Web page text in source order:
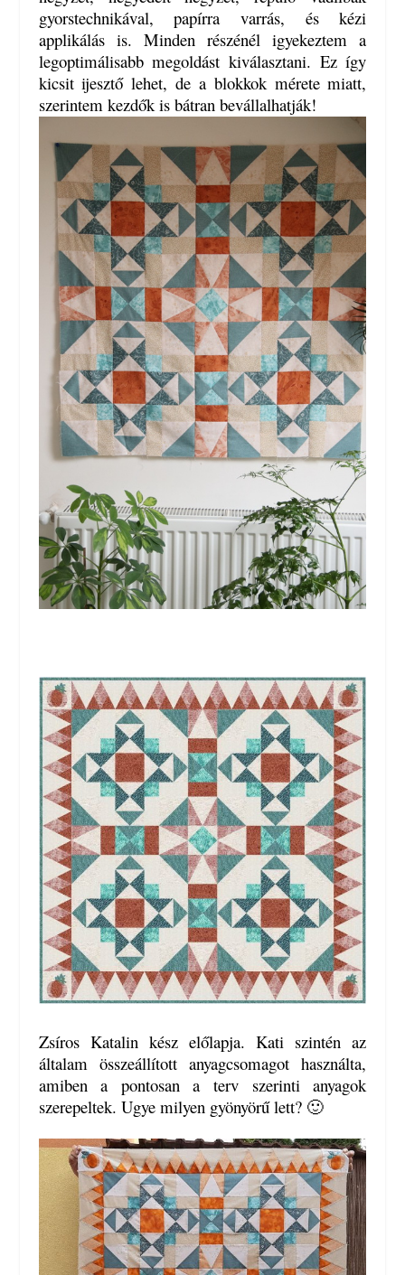
gyorstechnikával, papírra varrás, és kézi
applikálás is. Minden részénél igyekeztem a
legoptimálisabb megoldást kiválasztani. Ez így
kicsit ijesztő lehet, de a blokkok mérete miatt,
szerintem kezdők is bátran bevállalhatják!
Zsíros Katalin kész előlapja. Kati szintén az
általam összeállított anyagcsomagot használta,
amiben a pontosan a terv szerinti anyagok
szerepeltek. Ugye milyen gyönyörű lett? 🙂